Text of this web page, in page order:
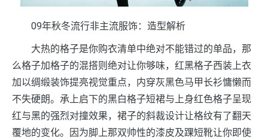
09年秋冬流行非主流服饰：造型解析
大热的格子是你购衣清单中绝对不能错过的单品，那
么格子加格子的混搭则绝对让你够味，红黑格子西装上衣
加以绸缎装饰提亮视觉重点，内穿灰黑色马甲长衫慵懒而
不失硬朗。承上启下的黑白格子短裙与上身红色格子呈现
红与黑的强烈对撞效果，裙子的斜裁设计让格纹有了翻天
覆地的变化。因为脚上那双帅性的漆皮及踝短靴让你即使